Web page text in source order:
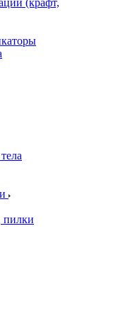
(крафт,
пилки